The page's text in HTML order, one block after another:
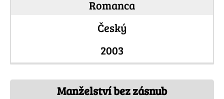
Romanca
Český
2003
Manželství bez zásnub